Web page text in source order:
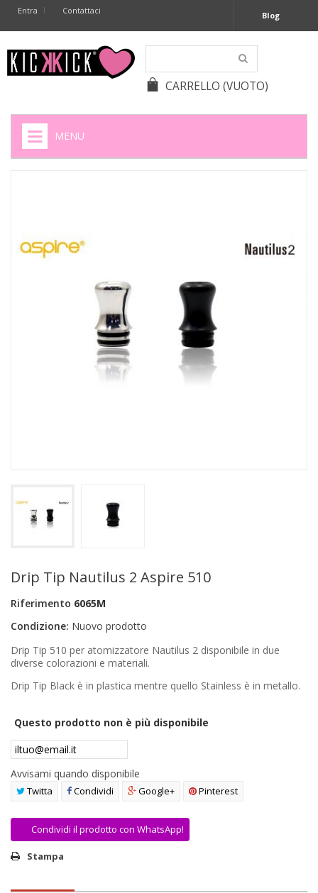
Entra Contattaci Blog
CARRELLO (VUOTO)
MENU
BATTERIE APPARECCHI ACUSTICI
PRODOTTI MONOUSO E TNT
FORNITURE ESTETICA
FAI DA TE
AUTO E MOTO
PROMOZIONI E COUPON
ARTICOLI IN OFFERTA
AREA RIVENDITORI
DICONO DI NOI
Drip Tip Nautilus 2 Aspire 510
Riferimento 6065M
Condizione: Nuovo prodotto
Drip Tip 510 per atomizzatore Nautilus 2 disponibile in due
diverse colorazioni e materiali.
Drip Tip Black è in plastica mentre quello Stainless è in metallo.
Questo prodotto non è più disponibile
Avvisami quando disponibile
Twitta Condividi Google+ Pinterest
Condividi il prodotto con WhatsApp!
Stampa